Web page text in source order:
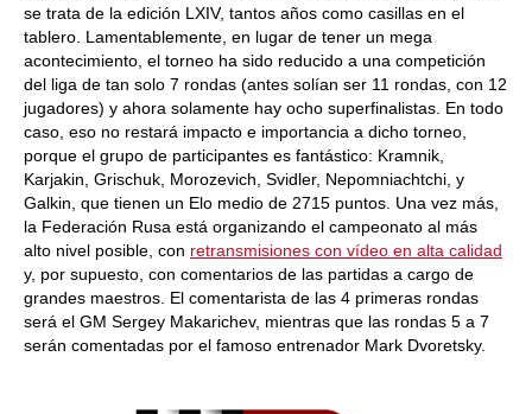
se trata de la edición LXIV, tantos años como casillas en el
tablero. Lamentablemente, en lugar de tener un mega
acontecimiento, el torneo ha sido reducido a una competición
del liga de tan solo 7 rondas (antes solían ser 11 rondas, con 12
jugadores) y ahora solamente hay ocho superfinalistas. En todo
caso, eso no restará impacto e importancia a dicho torneo,
porque el grupo de participantes es fantástico: Kramnik,
Karjakin, Grischuk, Morozevich, Svidler, Nepomniachtchi, y
Galkin, que tienen un Elo medio de 2715 puntos. Una vez más,
la Federación Rusa está organizando el campeonato al más
alto nivel posible, con retransmisiones con vídeo en alta calidad
y, por supuesto, con comentarios de las partidas a cargo de
grandes maestros. El comentarista de las 4 primeras rondas
será el GM Sergey Makarichev, mientras que las rondas 5 a 7
serán comentadas por el famoso entrenador Mark Dvoretsky.